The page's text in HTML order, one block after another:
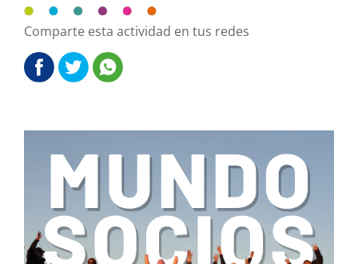
Comparte esta actividad en tus redes